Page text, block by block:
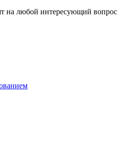
на любой интересующий вопрос